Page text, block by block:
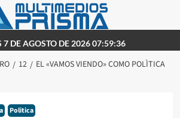
7 DE AGOSTO DE 2026 07:59:36
12
EL «VAMOS VIENDO» COMO POLÌTICA
Politica